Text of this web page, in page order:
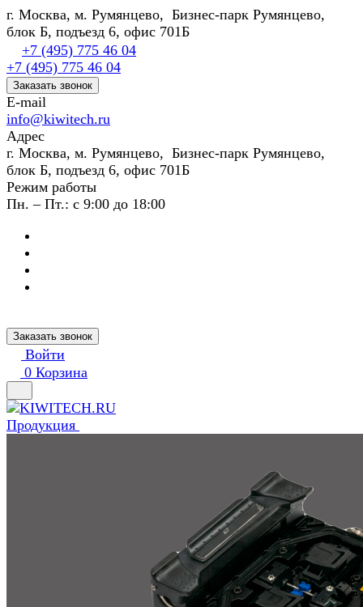
г. Москва, м. Румянцево, Бизнес-парк Румянцево,
блок Б, подъезд 6, офис 701Б
+7 (495) 775 46 04
+7 (495) 775 46 04
Заказать звонок
E-mail
info@kiwitech.ru
Адрес
г. Москва, м. Румянцево, Бизнес-парк Румянцево,
блок Б, подъезд 6, офис 701Б
Режим работы
Пн. – Пт.: с 9:00 до 18:00
Заказать звонок
Войти
0 Корзина
Продукция